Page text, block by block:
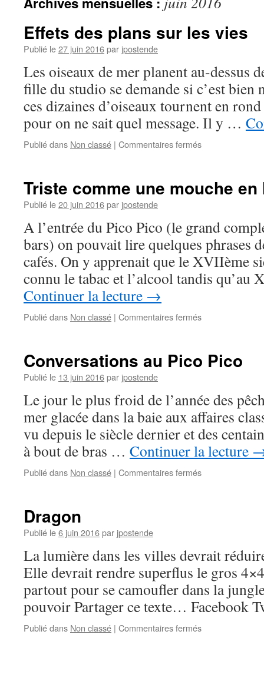
Effets des plans sur les vies
Publié le27 juin 2016par jpostende
Les oiseaux de mer planent au-dessus
fille du studio se demande si c’est bien
ces dizaines d’oiseaux tournent en
pour on ne sait quel message. Il y …
Publié dans Non classé | Commentaires ferméssur
sur
Triste comme une mouche
Publié le20 juin 2016par jpostende
A l’entrée du Pico Pico (le grand
bars) on pouvait lire quelques phrases
cafés. On y apprenait que le XVIIème
connu le tabac et l’alcool tandis
Continuer la lecture →
Publié dans Non classé | Commentaires ferméssur
mouche
Conversations au Pico Pico
Publié le 13 juin 2016par jpostende
Le jour le plus froid de l’année des
mer glacée dans la baie aux affaires
vu depuis le siècle dernier et des
à bout de bras … Continuer la lecture
Publié dans Non classé | Commentaires ferméssur
Dragon
Publié le6 juin 2016par jpostende
La lumière dans les villes devrait
Elle devrait rendre superflus le gros
partout pour se camoufler dans la
pouvoir Partager ce texte… Facebook
Publié dans Non classé | Commentaires ferméssur